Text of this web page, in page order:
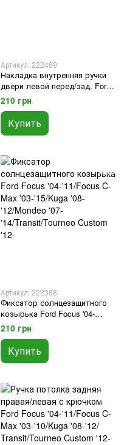
Артикул: 222469
Накладка внутренняя ручки
двери левой перед/зад. Ford
Focus '04-'11/Focus C-Max '03-
'10/Kuga '08-'12
210 грн
Купить
Артикул: 222388
Фиксатор солнцезащитного
козырька Ford Focus '04-
'11/Focus C-Max '03-'15/Kuga
'08-'12/Mondeo '07-
'14/Transit/Tourneo Custom '12-
210 грн
Купить